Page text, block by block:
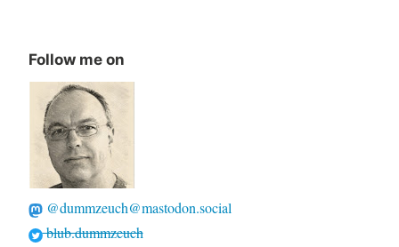
Follow me on
@dummzeuch@mastodon.social
blub.dummzeuch